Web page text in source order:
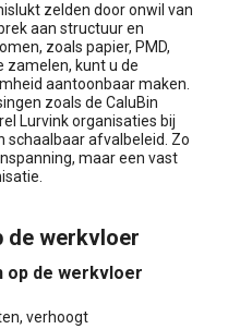
zelden door onwil van
aan structuur en
zoals papier, PMD,
zamelen, kunt u de
aantoonbaar maken.
zoals de CaluBin
Lurvink organisaties bij
afvalbeleid. Zo
maar een vast
de werkvloer
op de werkvloer
verhoogt